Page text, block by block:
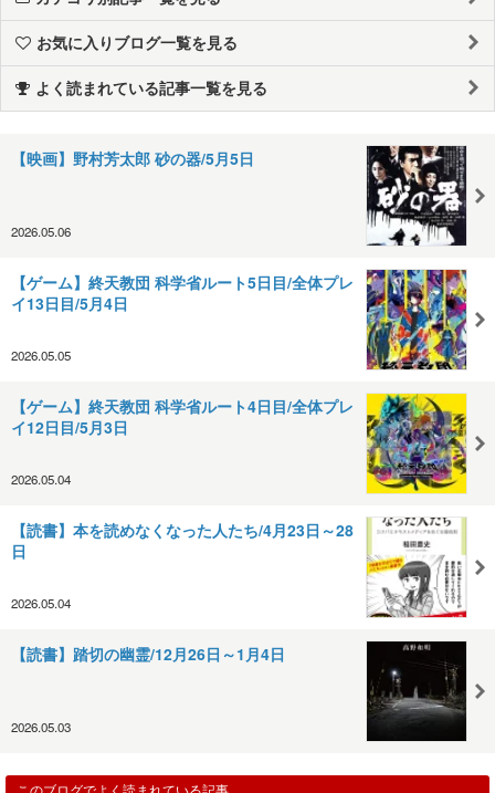
お気に入りブログ一覧を見る
よく読まれている記事一覧を見る
【映画】野村芳太郎 砂の器/5月5日
2026.05.06
【ゲーム】終天教団 科学省ルート5日目/全体プレ
イ13日目/5月4日
2026.05.05
【ゲーム】終天教団 科学省ルート4日目/全体プレ
イ12日目/5月3日
2026.05.04
【読書】本を読めなくなった人たち/4月23日～28
日
2026.05.04
【読書】踏切の幽霊/12月26日～1月4日
2026.05.03
このブログでよく読まれている記事